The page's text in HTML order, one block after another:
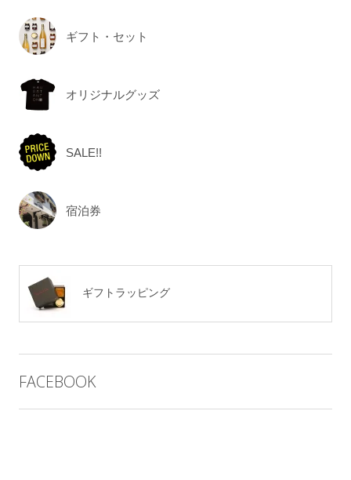
ギフト・セット
オリジナルグッズ
SALE!!
宿泊券
ギフトラッピング
FACEBOOK